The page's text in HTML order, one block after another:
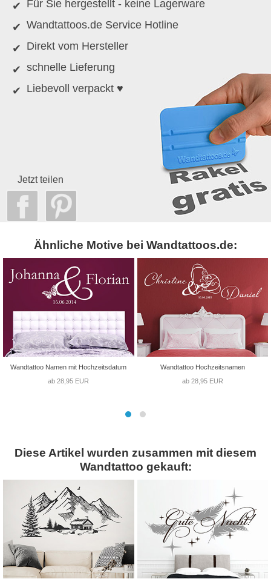
Für Sie hergestellt - keine Lagerware
Wandtattoos.de Service Hotline
Direkt vom Hersteller
schnelle Lieferung
Liebevoll verpackt ♥
Jetzt teilen
Ähnliche Motive bei Wandtattoos.de:
Wandtattoo Namen mit Hochzeitsdatum
ab 28,95 EUR
Wandtattoo Hochzeitsnamen
ab 28,95 EUR
Diese Artikel wurden zusammen mit diesem
Wandtattoo gekauft: